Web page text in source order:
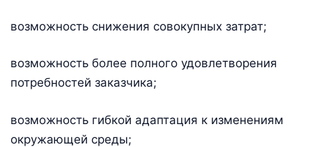
возможность снижения совокупных затрат;
возможность более полного удовлетворения
потребностей заказчика;
возможность гибкой адаптация к изменениям
окружающей среды;